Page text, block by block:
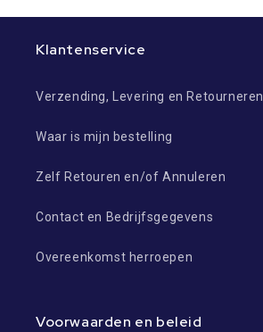
Klantenservice
Verzending, Levering en Retourneren
Waar is mijn bestelling
Zelf Retouren en/of Annuleren
Contact en Bedrijfsgegevens
Overeenkomst herroepen
Voorwaarden en beleid